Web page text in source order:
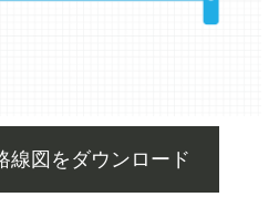
線図をダウンロード